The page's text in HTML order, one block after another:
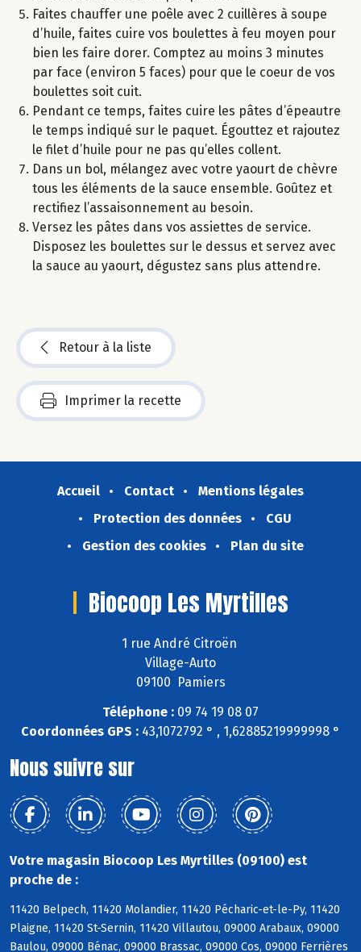
Faites chauffer une poêle avec 2 cuillères à soupe
d’huile, faites cuire vos boulettes à feu moyen pour
bien les faire dorer. Comptez au moins 3 minutes
par face (environ 5 faces) pour que le coeur de vos
boulettes soit cuit.
Pendant ce temps, faites cuire les pâtes d’épeautre
le temps indiqué sur le paquet. Égouttez et rajoutez
le filet d’huile pour ne pas qu’elles collent.
Dans un bol, mélangez avec votre yaourt de chèvre
tous les éléments de la sauce ensemble. Goûtez et
rectifiez l’assaisonnement au besoin.
Versez les pâtes dans vos assiettes de service.
Disposez les boulettes sur le dessus et servez avec
la sauce au yaourt, dégustez sans plus attendre.
Retour à la liste
Imprimer la recette
Accueil Contact
Mentions légales
Protection des données
CGU
Gestion des cookies
Plan du site
Biocoop Les Myrtilles
1 rue André Citroën
Village-Auto
09100 Pamiers
Téléphone : 09 74 19 08 07
Coordonnées GPS : 43,1072792 ° , 1,62885219999998 °
Nous suivre sur
Votre magasin Biocoop Les Myrtilles (09100) est
proche de :
11420 Belpech, 11420 Molandier, 11420 Pécharic-et-le-Py, 11420
Plaigne, 11420 St-Sernin, 11420 Villautou, 09000 Arabaux, 09000
Baulou, 09000 Bénac, 09000 Brassac, 09000 Cos, 09000 Ferrières